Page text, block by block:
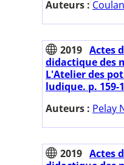
Auteurs :
2019 Actes
didactique des
L'Atelier des
ludique. p. 159-
Auteurs : Pelay
2019 Actes